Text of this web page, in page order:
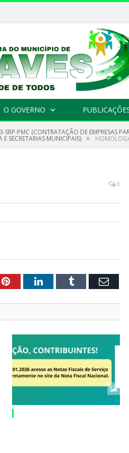
O GOVERNO
PMC (CONTRATAÇÃO DE EMPRESAS
SECRETARIAS MUNICIPAIS) »
0
PinterestLinkedInTumblr Email